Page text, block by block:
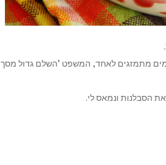
מתמזגים לאחד, המשפט "השלם גדול מסך
הסבלנות ונמאס לי.